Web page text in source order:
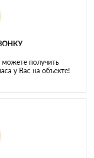
можете получить
у Вас на объекте!